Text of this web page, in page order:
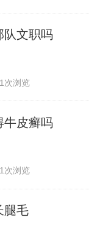
队文职吗
次浏览
牛皮癣吗
次浏览
腿毛